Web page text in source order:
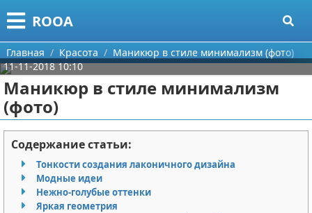
ROOA
Меню
Главная
Категории
Рукоделие
Программирование
Бизнес
Красота
Поиск
О проекте
Контакты
Сотрудничество
Главная Красота
Маникюр в стиле минимализм (фото)
11-11-2018 10:10
Маникюр в стиле минимализм
(фото)
Содержание статьи:
Тонкости создания лаконичного дизайна
Модные идеи
Нежно-голубые оттенки
Яркая геометрия